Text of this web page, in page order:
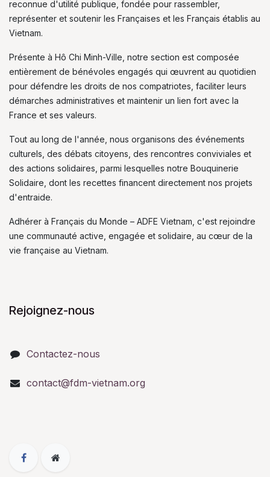
reconnue d'utilité publique, fondée pour rassembler,
représenter et soutenir les Françaises et les Français établis au
Vietnam.
Présente à Hô Chi Minh-Ville, notre section est composée
entièrement de bénévoles engagés qui œuvrent au quotidien
pour défendre les droits de nos compatriotes, faciliter leurs
démarches administratives et maintenir un lien fort avec la
France et ses valeurs.
Tout au long de l'année, nous organisons des événements
culturels, des débats citoyens, des rencontres conviviales et
des actions solidaires, parmi lesquelles notre Bouquinerie
Solidaire, dont les recettes financent directement nos projets
d'entraide.
Adhérer à Français du Monde – ADFE Vietnam, c'est rejoindre
une communauté active, engagée et solidaire, au cœur de la
vie française au Vietnam.
Rejoignez-nous
Contactez-nous
contact@fdm-vietnam.org